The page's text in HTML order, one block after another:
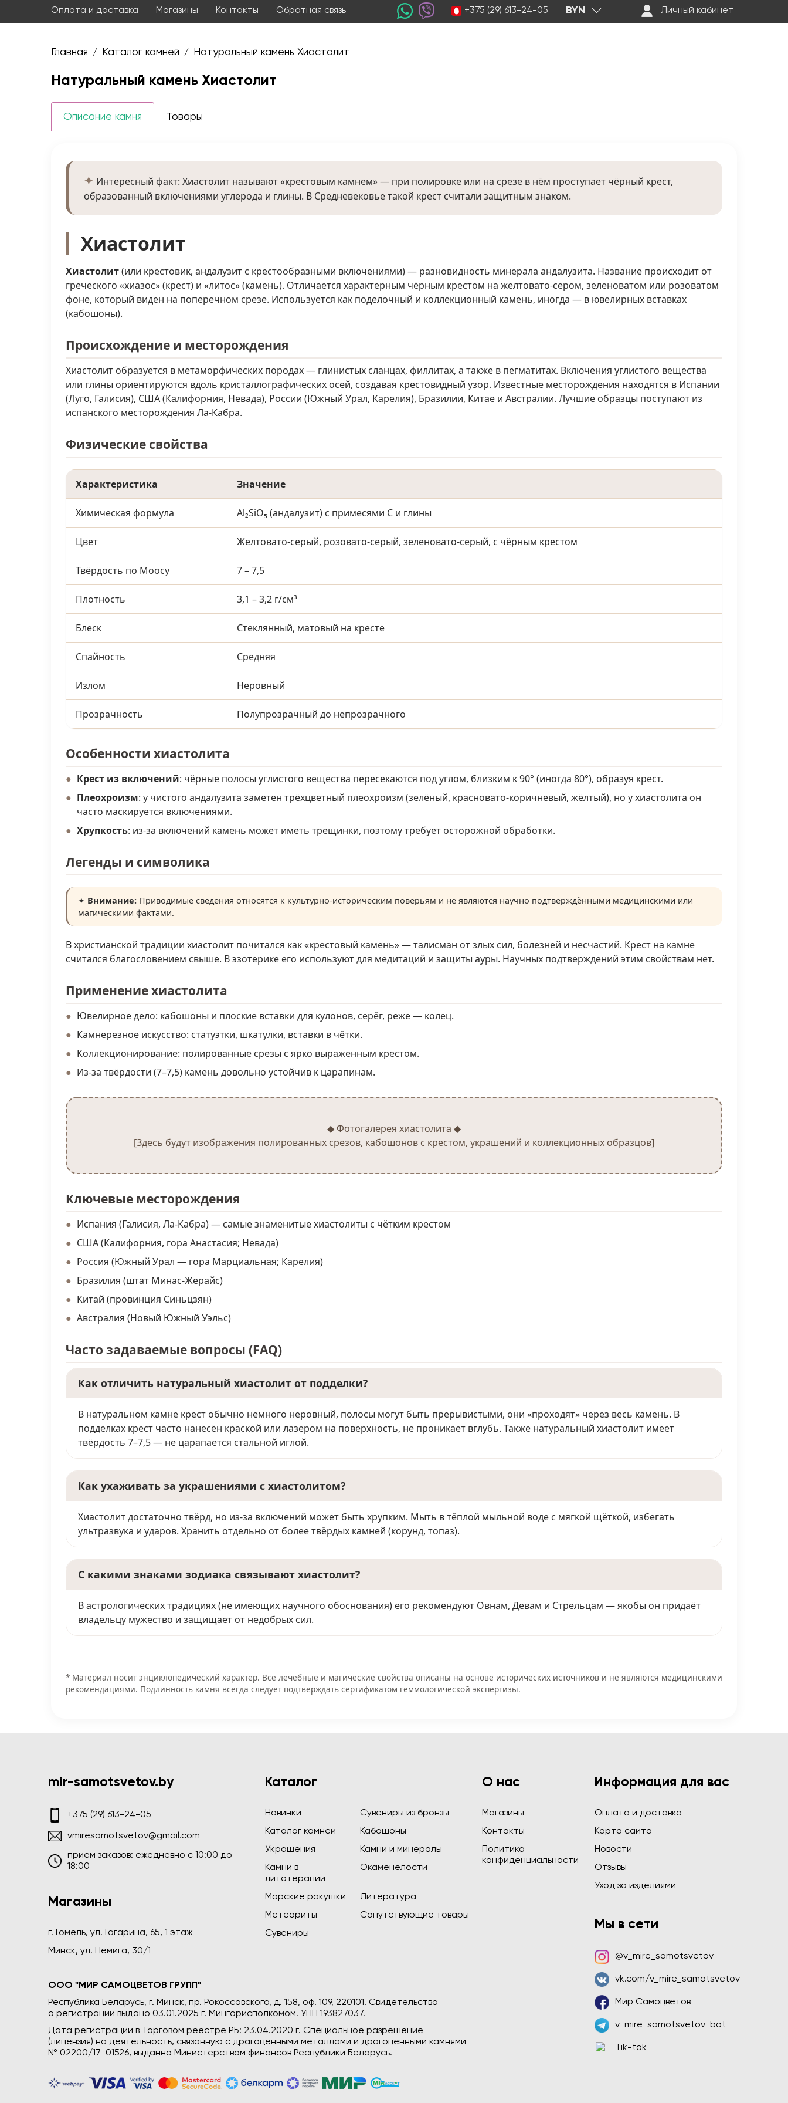
Оплата и доставка Магазины Контакты Обратная связь +375 (29) 613-24-05 BYN Личный кабинет
Главная / Каталог камней / Натуральный камень Хиастолит
Натуральный камень Хиастолит
Описание камня Товары
Интересный факт: Хиастолит называют «крестовым камнем» — при полировке или на срезе в нём проступает чёрный крест,
образованный включениями углерода и глины. В Средневековье такой крест считали защитным знаком.
Хиастолит
Хиастолит(или крестовик, андалузит с крестообразными включениями) — разновидность минерала андалузита. Название происходит от
греческого «хиазос» (крест) и «литос» (камень). Отличается характерным чёрным крестом на желтовато-сером, зеленоватом или розоватом
фоне, который виден на поперечном срезе. Используется как поделочный и коллекционный камень, иногда — в ювелирных вставках
(кабошоны).
Происхождение и месторождения
Хиастолит образуется в метаморфических породах — глинистых сланцах, филлитах, а также в пегматитах. Включения углистого вещества
или глины ориентируются вдоль кристаллографических осей, создавая крестовидный узор. Известные месторождения находятся в Испании
(Луго, Галисия), США (Калифорния, Невада), России (Южный Урал, Карелия), Бразилии, Китае и Австралии. Лучшие образцы поступают из
испанского месторождения Ла-Кабра.
Физические свойства
Характеристика Значение
Химическая формула Al₂SiO₅ (андалузит) с примесями C и глины
Цвет Желтовато-серый, розовато-серый, зеленовато-серый, с чёрным крестом
Твёрдость по Моосу 7 – 7,5
Плотность 3,1 – 3,2 г/см³
Блеск Стеклянный, матовый на кресте
Спайность Средняя
Излом Неровный
Прозрачность Полупрозрачный до непрозрачного
Особенности хиастолита
Крест из включений: чёрные полосы углистого вещества пересекаются под углом, близким к 90° (иногда 80°), образуя крест.
Плеохроизм: у чистого андалузита заметен трёхцветный плеохроизм (зелёный, красновато-коричневый, жёлтый), но у хиастолита он
часто маскируется включениями.
Хрупкость: из-за включений камень может иметь трещинки, поэтому требует осторожной обработки.
Легенды и символика
✦ Внимание: Приводимые сведения относятся к культурно-историческим поверьям и не являются научно подтверждёнными медицинскими или
магическими фактами.
В христианской традиции хиастолит почитался как «крестовый камень» — талисман от злых сил, болезней и несчастий. Крест на камне
считался благословением свыше. В эзотерике его используют для медитаций и защиты ауры. Научных подтверждений этим свойствам нет.
Применение хиастолита
Ювелирное дело: кабошоны и плоские вставки для кулонов, серёг, реже — колец.
Камнерезное искусство: статуэтки, шкатулки, вставки в чётки.
Коллекционирование: полированные срезы с ярко выраженным крестом.
Из-за твёрдости (7–7,5) камень довольно устойчив к царапинам.
◆ Фотогалерея хиастолита ◆
[Здесь будут изображения полированных срезов, кабошонов с крестом, украшений и коллекционных образцов]
Ключевые месторождения
Испания (Галисия, Ла-Кабра) — самые знаменитые хиастолиты с чётким крестом
США (Калифорния, гора Анастасия; Невада)
Россия (Южный Урал — гора Марциальная; Карелия)
Бразилия (штат Минас-Жерайс)
Китай (провинция Синьцзян)
Австралия (Новый Южный Уэльс)
Часто задаваемые вопросы (FAQ)
Как отличить натуральный хиастолит от подделки?
В натуральном камне крест обычно немного неровный, полосы могут быть прерывистыми, они «проходят» через весь камень. В
подделках крест часто нанесён краской или лазером на поверхность, не проникает вглубь. Также натуральный хиастолит имеет
твёрдость 7–7,5 — не царапается стальной иглой.
Как ухаживать за украшениями с хиастолитом?
Хиастолит достаточно твёрд, но из-за включений может быть хрупким. Мыть в тёплой мыльной воде с мягкой щёткой, избегать
ультразвука и ударов. Хранить отдельно от более твёрдых камней (корунд, топаз).
С какими знаками зодиака связывают хиастолит?
В астрологических традициях (не имеющих научного обоснования) его рекомендуют Овнам, Девам и Стрельцам — якобы он придаёт
владельцу мужество и защищает от недобрых сил.
* Материал носит энциклопедический характер. Все лечебные и магические свойства описаны на основе исторических источников и не являются медицинскими
рекомендациями. Подлинность камня всегда следует подтверждать сертификатом геммологической экспертизы.
mir-samotsvetov.by
+375 (29) 613-24-05
vmiresamotsvetov@gmail.com
приём заказов: ежедневно c 10:00 до
18:00
Магазины
г. Гомель, ул. Гагарина, 65, 1 этаж
Минск, ул. Немига, 30/1
Каталог
Новинки
Сувениры из бронзы
Каталог камней
Кабошоны
Украшения
Камни и минералы
Камни в
литотерапии
Окаменелости
Морские ракушки
Литература
Метеориты
Сопутствующие товары
Сувениры
ООО "МИР САМОЦВЕТОВ ГРУПП"
Республика Беларусь, г. Минск, пр. Рокоссовского, д. 158, оф. 109, 220101. Свидетельство
о регистрации выдано 03.01.2025 г. Мингорисполкомом. УНП 193827037.
Дата регистрации в Торговом реестре РБ: 23.04.2020 г. Специальное разрешение
(лицензия) на деятельность, связанную с драгоценными металлами и драгоценными камнями
№ 02200/17-01526, выданно Министерством финансов Республики Беларусь.
О нас
Магазины
Контакты
Политика
конфиденциальности
Информация для вас
Оплата и доставка
Карта сайта
Новости
Отзывы
Уход за изделиями
Мы в сети
@v_mire_samotsvetov
vk.com/v_mire_samotsvetov
Мир Самоцветов
v_mire_samotsvetov_bot
Tik-tok